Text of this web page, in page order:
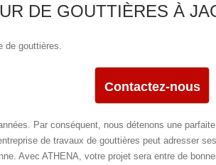
DE GOUTTIÈRES À
gouttières.
Contactez-nous
Par conséquent, nous détenons une
de travaux de gouttières peut adresser
Avec ATHENA, votre projet sera entre de